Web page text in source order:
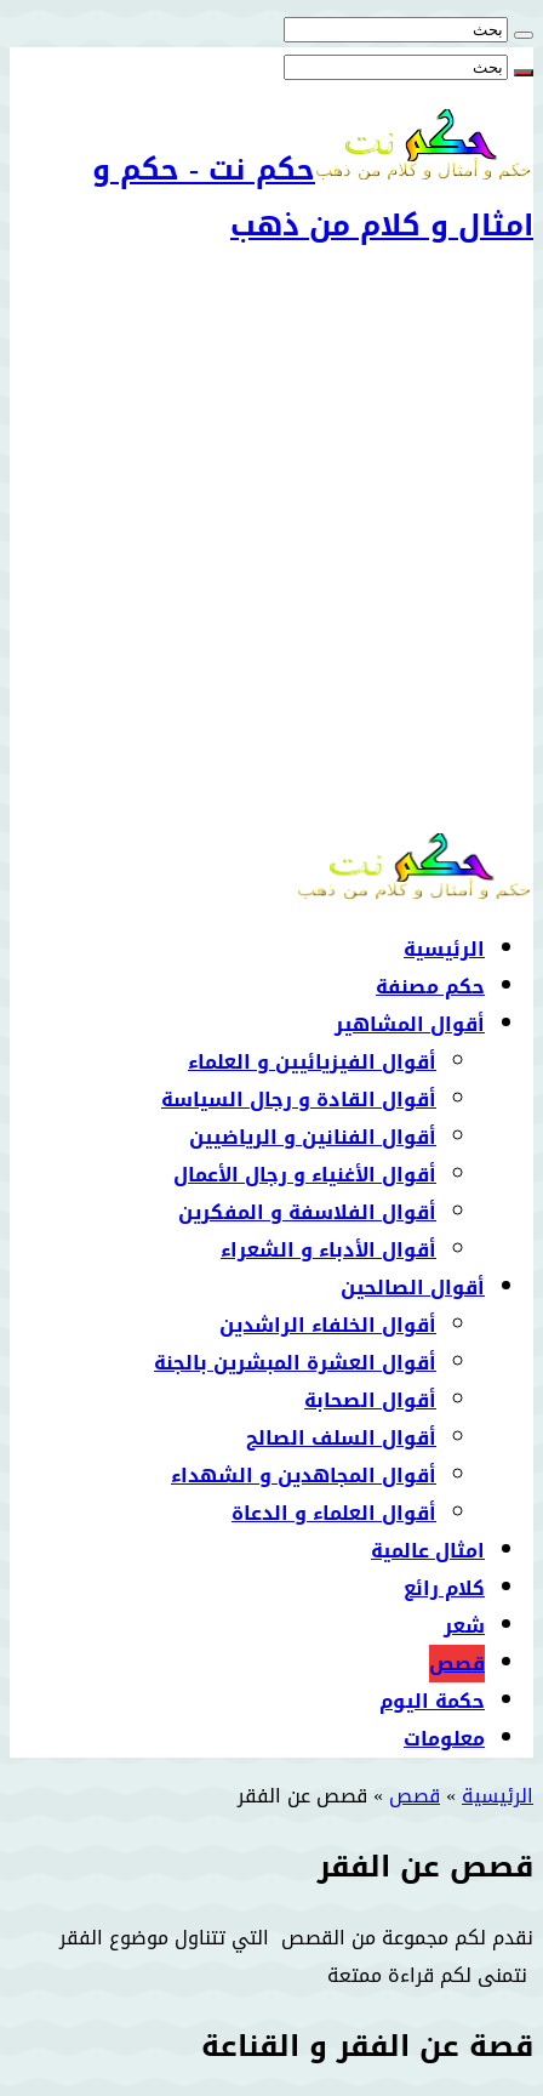
حكم نت - حكم و
امثال و كلام من ذهب
الرئيسية
حكم مصنفة
أقوال المشاهير
أقوال الفيزيائيين و العلماء
أقوال القادة و رجال السياسة
أقوال الفنانين و الرياضيين
أقوال الأغنياء و رجال الأعمال
أقوال الفلاسفة و المفكرين
أقوال الأدباء و الشعراء
أقوال الصالحين
أقوال الخلفاء الراشدين
أقوال العشرة المبشرين بالجنة
أقوال الصحابة
أقوال السلف الصالح
أقوال المجاهدين و الشهداء
أقوال العلماء و الدعاة
امثال عالمية
كلام رائع
شعر
قصص
حكمة اليوم
معلومات
الرئيسية»قصص» قصص عن الفقر
قصص عن الفقر
نقدم لكم مجموعة من القصص التي تتناول موضوع الفقر
نتمنى لكم قراءة ممتعة
قصة عن الفقر و القناعة